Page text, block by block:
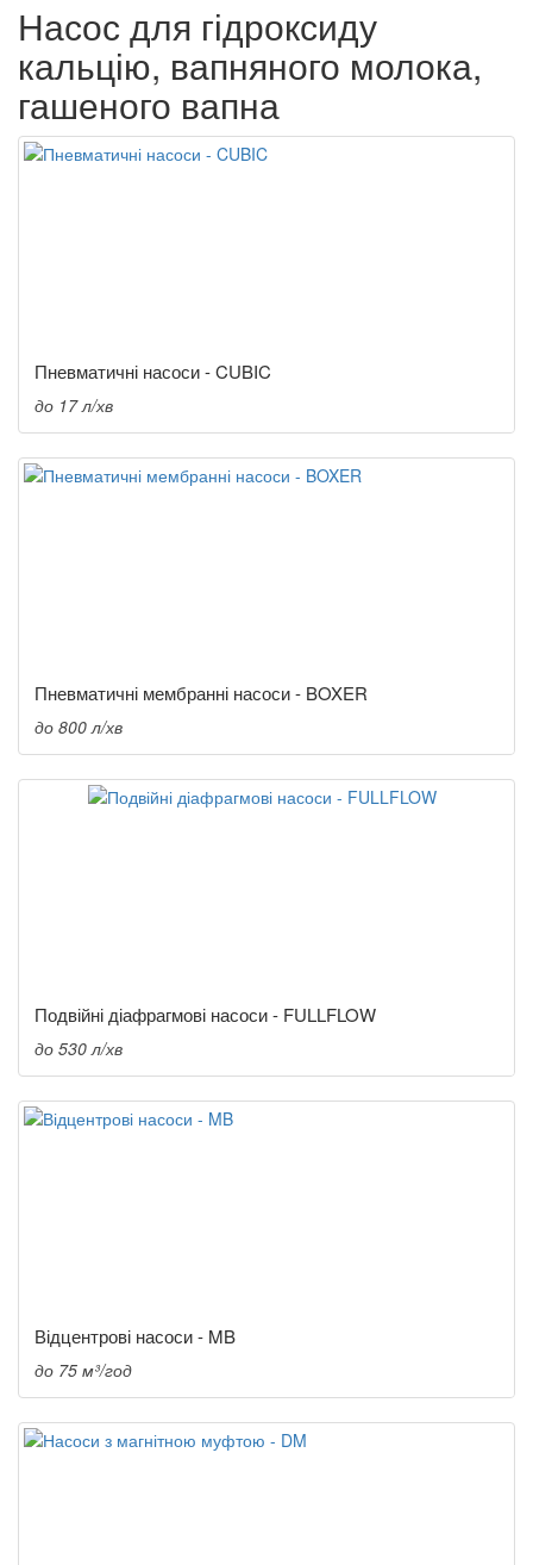
Насос для гідроксиду
кальцію, вапняного молока,
гашеного вапна
Пневматичні насоси - CUBIC
до 17 л/хв
Пневматичні мембранні насоси - BOXER
до 800 л/хв
Подвійні діафрагмові насоси - FULLFLOW
до 530 л/хв
Відцентрові насоси - MB
до 75 м³/год